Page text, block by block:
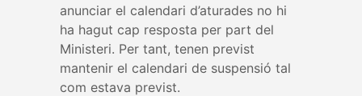
anunciar el calendari d’aturades no hi
ha hagut cap resposta per part del
Ministeri. Per tant, tenen previst
mantenir el calendari de suspensió tal
com estava previst.